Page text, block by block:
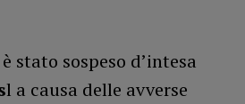
stato sospeso d’intesa
l a causa delle avverse